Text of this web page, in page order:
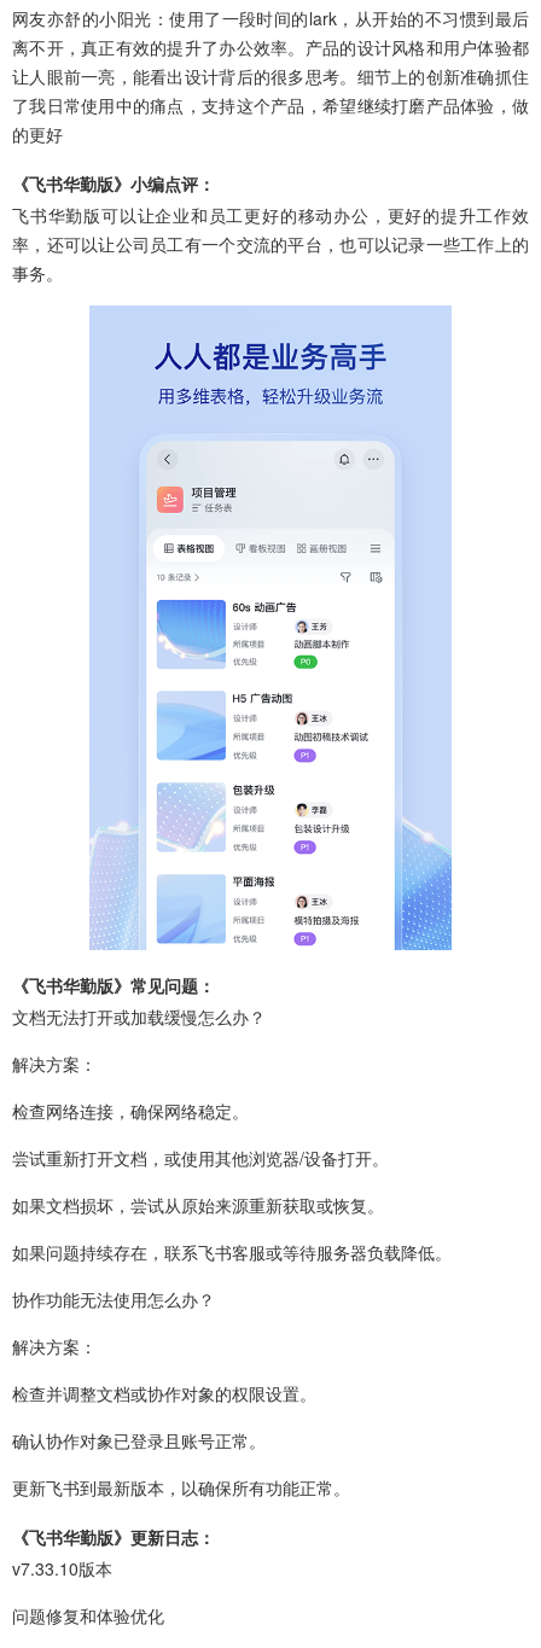
网友亦舒的小阳光：使用了一段时间的lark，从开始的不习惯到最后
离不开，真正有效的提升了办公效率。产品的设计风格和用户体验都
让人眼前一亮，能看出设计背后的很多思考。细节上的创新准确抓住
了我日常使用中的痛点，支持这个产品，希望继续打磨产品体验，做
的更好
《飞书华勤版》小编点评：
飞书华勤版可以让企业和员工更好的移动办公，更好的提升工作效
率，还可以让公司员工有一个交流的平台，也可以记录一些工作上的
事务。
《飞书华勤版》常见问题：
文档无法打开或加载缓慢怎么办？
解决方案：
检查网络连接，确保网络稳定。
尝试重新打开文档，或使用其他浏览器/设备打开。
如果文档损坏，尝试从原始来源重新获取或恢复。
如果问题持续存在，联系飞书客服或等待服务器负载降低。
协作功能无法使用怎么办？
解决方案：
检查并调整文档或协作对象的权限设置。
确认协作对象已登录且账号正常。
更新飞书到最新版本，以确保所有功能正常。
《飞书华勤版》更新日志：
v7.33.10版本
问题修复和体验优化